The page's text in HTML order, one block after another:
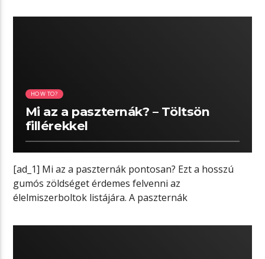
HOW TO?
Mi az a paszternák? – Töltsön
fillérekkel
[ad_1] Mi az a paszternák pontosan? Ezt a hosszú
gumós zöldséget érdemes felvenni az
élelmiszerboltok listájára. A paszternák